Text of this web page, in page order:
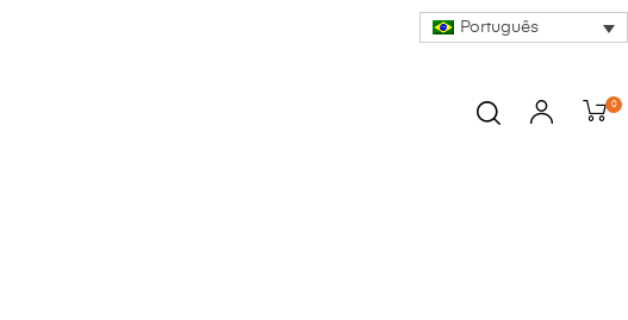
Português
0